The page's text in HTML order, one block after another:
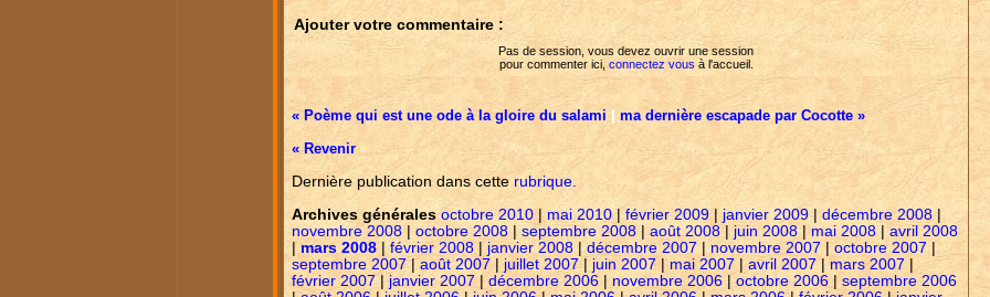
Ajouter votre commentaire :
Pas de session, vous devez ouvrir une session
pour commenter ici, connectez vous à l'accueil.
« Poème qui est une ode à la gloire du salami | ma dernière escapade par Cocotte »
« Revenir
Dernière publication dans cette rubrique.
Archives générales octobre 2010 | mai 2010 | février 2009 | janvier 2009 | décembre 2008 |
novembre 2008 | octobre 2008 |septembre 2008| août 2008 | juin 2008 | mai 2008 | avril 2008
| mars 2008 | février 2008 | janvier 2008 | décembre 2007 | novembre 2007 | octobre 2007 |
septembre 2007 | août 2007 | juillet 2007 | juin 2007 | mai 2007 | avril 2007 | mars 2007 |
février 2007 | janvier 2007 | décembre 2006 | novembre 2006 | octobre 2006 | septembre 2006